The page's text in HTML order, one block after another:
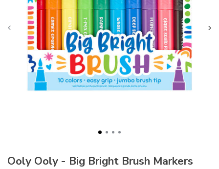
Ooly Ooly - Big Bright Brush Markers